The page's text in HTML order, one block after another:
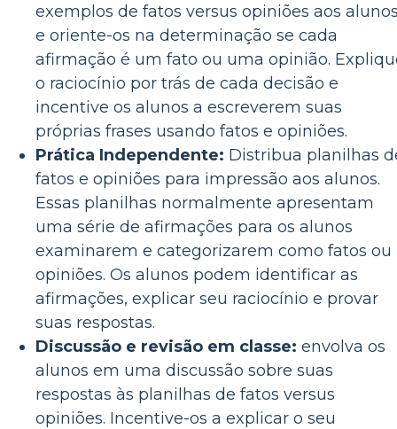
exemplos de fatos versus opiniões aos
e oriente-os na determinação se cada
afirmação é um fato ou uma opinião.
o raciocínio por trás de cada decisão e
incentive os alunos a escreverem suas
próprias frases usando fatos e opiniões.
Prática Independente: Distribua planilhas
fatos e opiniões para impressão aos alunos.
Essas planilhas normalmente apresentam
uma série de afirmações para os alunos
examinarem e categorizarem como fatos ou
opiniões. Os alunos podem identificar as
afirmações, explicar seu raciocínio e provar
suas respostas.
Discussão e revisão em classe: envolva os
alunos em uma discussão sobre suas
respostas às planilhas de fatos versus
opiniões. Incentive-os a explicar o seu